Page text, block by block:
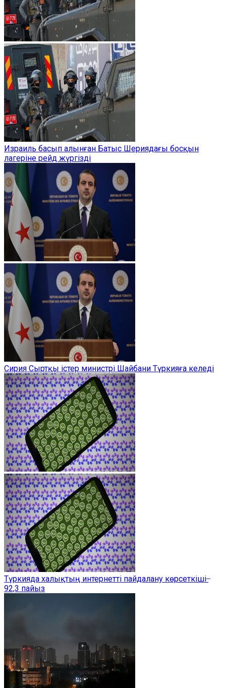
Израиль басып алынған Батыс Шериядағы босқын
лагеріне рейд жүргізді
Сирия Сыртқы істер министрі Шайбани Түркияға келеді
Түркияда халықтың интернетті пайдалану көрсеткіші ̶
92,3 пайыз